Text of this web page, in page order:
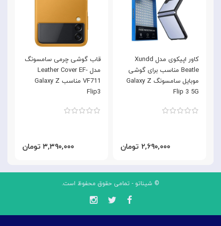
قاب گوشی چرمی سامسونگ
مدل Leather Cover EF-
VF711 مناسب Galaxy Z
Flip3
۳,۳۹۰,۰۰۰ تومان
کاور اپیکوی مدل Xundd
Beatle مناسب برای گوشی
موبایل سامسونگ Galaxy Z
Flip 3 5G
۲,۶۹۰,۰۰۰ تومان
© شیناتو - تمامی حقوق محفوظ است.